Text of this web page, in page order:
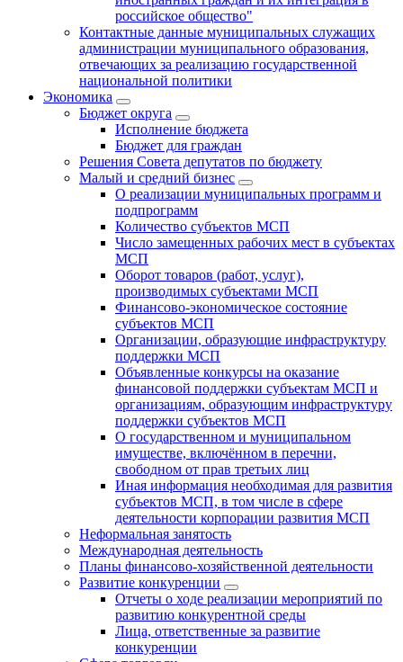
российское общество"
Контактные данные муниципальных служащих
администрации муниципального образования,
отвечающих за реализацию государственной
национальной политики
Экономика
Бюджет округa
Исполнение бюджета
Бюджет для граждан
Решения Совета депутатов по бюджету
Малый и средний бизнес
О реализации муниципальных программ и
подпрограмм
Количество субъектов МСП
Число замещенных рабочих мест в субъектах
МСП
Оборот товаров (работ, услуг),
производимых субъектами МСП
Финансово-экономическое состояние
субъектов МСП
Организации, образующие инфраструктуру
поддержки МСП
Объявленные конкурсы на оказание
финансовой поддержки субъектам МСП и
организациям, образующим инфраструктуру
поддержки субъектов МСП
О государственном и муниципальном
имуществе, включённом в перечни,
свободном от прав третьих лиц
Иная информация необходимая для развития
субъектов МСП, в том числе в сфере
деятельности корпорации развития МСП
Неформальная занятость
Международная деятельность
Планы финансово-хозяйственной деятельности
Развитие конкуренции
Отчеты о ходе реализации мероприятий по
развитию конкурентной среды
Лица, ответственные за развитие
конкуренции